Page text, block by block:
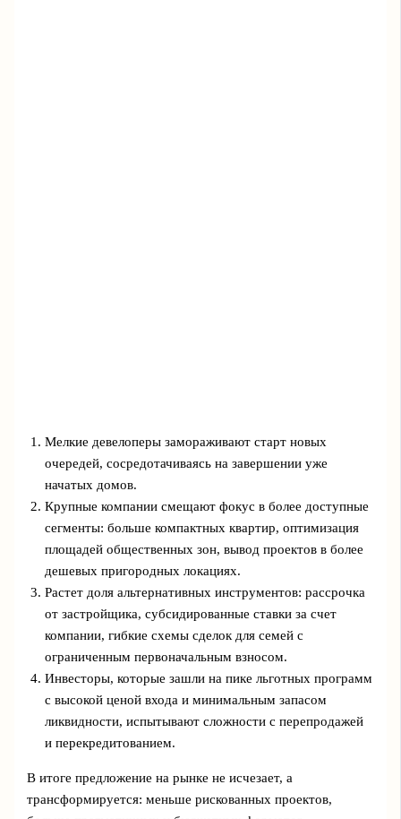
Мелкие девелоперы замораживают старт новых
очередей, сосредотачиваясь на завершении уже
начатых домов.
Крупные компании смещают фокус в более доступные
сегменты: больше компактных квартир, оптимизация
площадей общественных зон, вывод проектов в более
дешевых пригородных локациях.
Растет доля альтернативных инструментов: рассрочка
от застройщика, субсидированные ставки за счет
компании, гибкие схемы сделок для семей с
ограниченным первоначальным взносом.
Инвесторы, которые зашли на пике льготных программ
с высокой ценой входа и минимальным запасом
ликвидности, испытывают сложности с перепродажей
и перекредитованием.
В итоге предложение на рынке не исчезает, а
трансформируется: меньше рискованных проектов,